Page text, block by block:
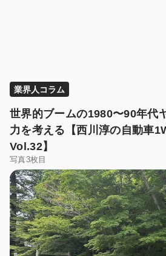
業界人コラム
世界的ブームの1980〜90年代
力を考える【西川淳の自動車
Vol.32】
写真3枚目